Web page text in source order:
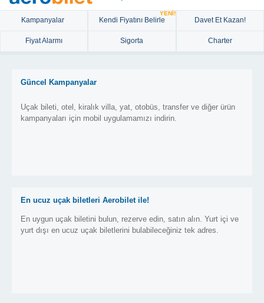
Kampanyalar Kendi Fiyatını Belirle
YENİ!
Davet Et Kazan!
Fiyat Alarmı Sigorta Charter
Güncel Kampanyalar
Uçak bileti, otel, kiralık villa, yat, otobüs, transfer ve diğer ürün
kampanyaları için mobil uygulamamızı indirin.
En ucuz uçak biletleri Aerobilet ile!
En uygun uçak biletini bulun, rezerve edin, satın alın. Yurt içi ve
yurt dışı en ucuz uçak biletlerini bulabileceğiniz tek adres.